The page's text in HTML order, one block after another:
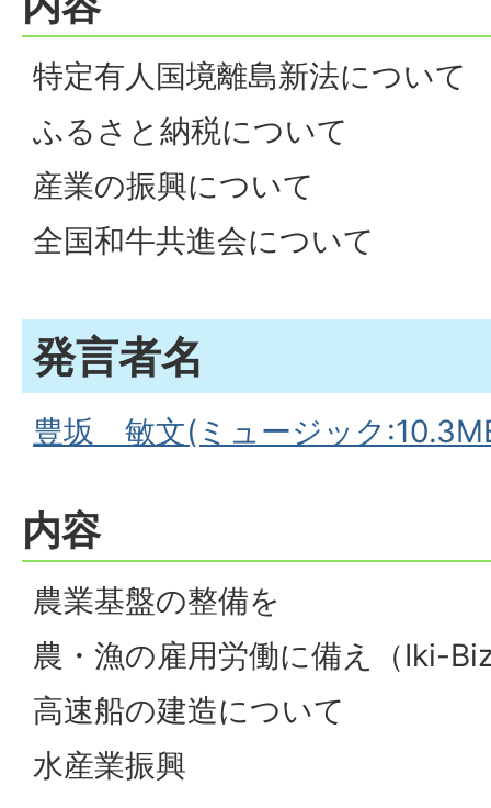
特定有人国境離島新法について
ふるさと納税について
産業の振興について
全国和牛共進会について
発言者名
豊坂 敏文(ミュージック
内容
農業基盤の整備を
農・漁の雇用労働に備え（Iki-
高速船の建造について
水産業振興